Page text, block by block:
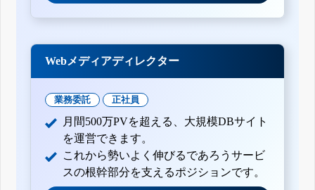
Webメディアディレクター
業務委託 正社員
月間500万PVを超える、大規模DBサイト
を運営できます。
これから勢いよく伸びるであろうサービ
スの根幹部分を支えるポジションです。